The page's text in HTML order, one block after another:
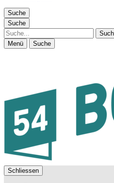
Suche
Suche
Suche
Menü Suche
Schliessen